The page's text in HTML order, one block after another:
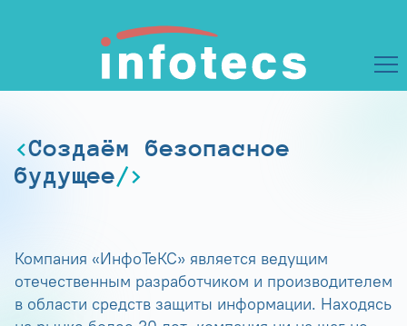
Создаём безопасное
будущее
Компания «ИнфоТеКС» является ведущим
отечественным разработчиком и производителем
в области средств защиты информации. Находясь